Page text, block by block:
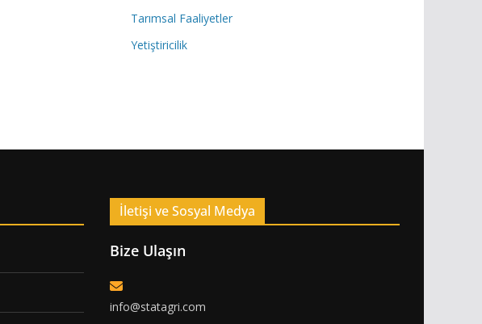
Tarımsal Faaliyetler
Yetiştiricilik
İletişi ve Sosyal Medya
Bize Ulaşın
info@statagri.com